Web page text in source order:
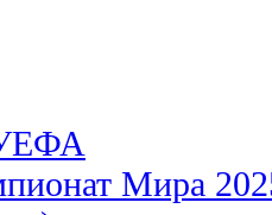
Мира